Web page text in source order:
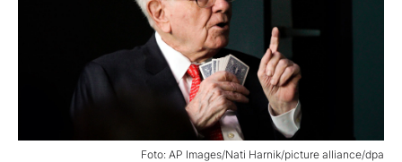
Mein Konto
Folgen Sie uns
Kontakt
Foto: AP Images/Nati Harnik/picture alliance/dpa